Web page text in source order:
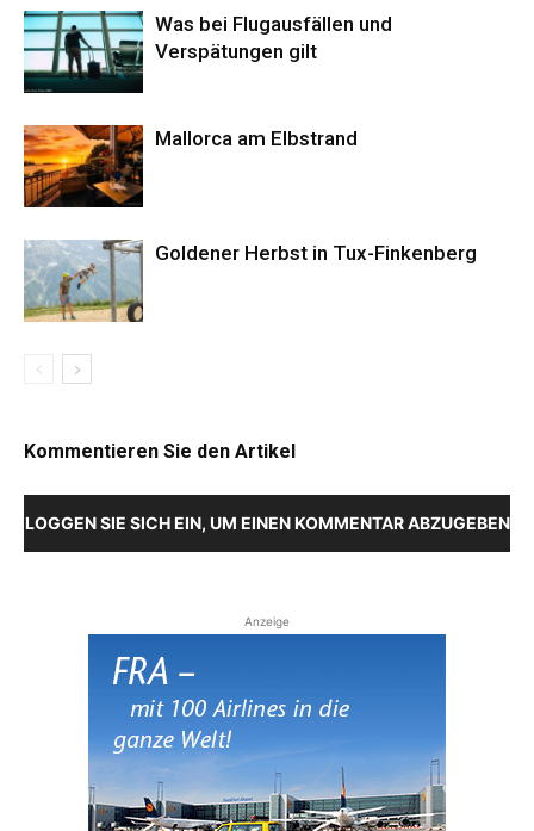
Was bei Flugausfällen und
Verspätungen gilt
Mallorca am Elbstrand
Goldener Herbst in Tux-Finkenberg
Kommentieren Sie den Artikel
LOGGEN SIE SICH EIN, UM EINEN KOMMENTAR ABZUGEBEN
Anzeige